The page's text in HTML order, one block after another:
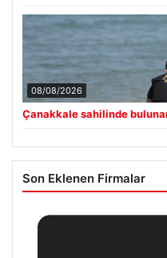
08/08/2026
Çanakkale sahilinde
Son Eklenen Firmalar